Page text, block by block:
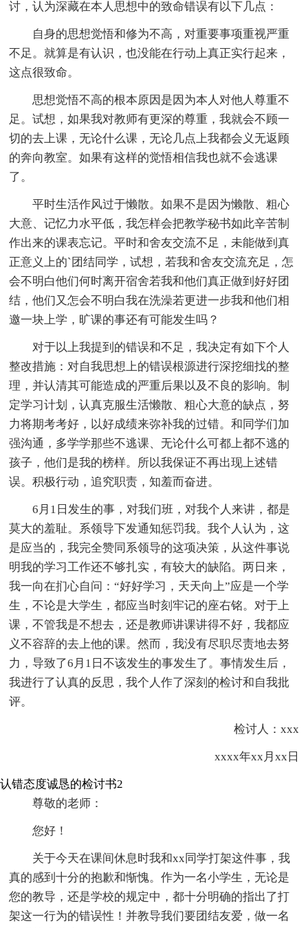
讨，认为深藏在本人思想中的致命错误有以下几点：
自身的思想觉悟和修为不高，对重要事项重视严重
不足。就算是有认识，也没能在行动上真正实行起来，
这点很致命。
思想觉悟不高的根本原因是因为本人对他人尊重不
足。试想，如果我对教师有更深的尊重，我就会不顾一
切的去上课，无论什么课，无论几点上我都会义无返顾
的奔向教室。如果有这样的觉悟相信我也就不会逃课
了。
平时生活作风过于懒散。如果不是因为懒散、粗心
大意、记忆力水平低，我怎样会把教学秘书如此辛苦制
作出来的课表忘记。平时和舍友交流不足，未能做到真
正意义上的`团结同学，试想，若我和舍友交流充足，怎
会不明白他们何时离开宿舍若我和他们真正做到好好团
结，他们又怎会不明白我在洗澡若更进一步我和他们相
邀一块上学，旷课的事还有可能发生吗？
对于以上我提到的错误和不足，我决定有如下个人
整改措施：对自我思想上的错误根源进行深挖细找的整
理，并认清其可能造成的严重后果以及不良的影响。制
定学习计划，认真克服生活懒散、粗心大意的缺点，努
力将期考考好，以好成绩来弥补我的过错。和同学们加
强沟通，多学学那些不逃课、无论什么可都上都不逃的
孩子，他们是我的榜样。所以我保证不再出现上述错
误。积极行动，追究职责，知羞而奋进。
6月1日发生的事，对我们班，对我个人来讲，都是
莫大的羞耻。系领导下发通知惩罚我。我个人认为，这
是应当的，我完全赞同系领导的这项决策，从这件事说
明我的学习工作还不够扎实，有较大的缺陷。两日来，
我一向在扪心自问：“好好学习，天天向上”应是一个学
生，不论是大学生，都应当时刻牢记的座右铭。对于上
课，不管我是不想去，还是教师讲课讲得不好，我都应
义不容辞的去上他的课。然而，我没有尽职尽责地去努
力，导致了6月1日不该发生的事发生了。事情发生后，
我进行了认真的反思，我个人作了深刻的检讨和自我批
评。
检讨人：xxx
xxxx年xx月xx日
认错态度诚恳的检讨书2
尊敬的老师：
您好！
关于今天在课间休息时我和xx同学打架这件事，我
真的感到十分的抱歉和惭愧。作为一名小学生，无论是
您的教导，还是学校的规定中，都十分明确的指出了打
架这一行为的错误性！并教导我们要团结友爱，做一名